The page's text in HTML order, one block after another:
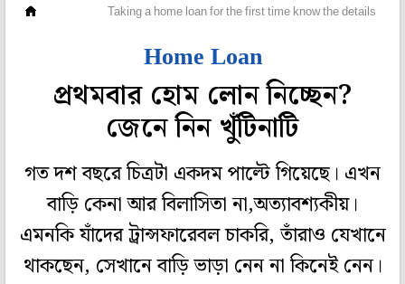
Taking a home loan for the first time know the details
Home Loan
প্রথমবার হোম লোন নিচ্ছেন?
জেনে নিন খুঁটিনাটি
গত দশ বছরে চিত্রটা একদম পাল্টে গিয়েছে। এখন
বাড়ি কেনা আর বিলাসিতা না,অত্যাবশ্যকীয়।
এমনকি যাঁদের ট্রান্সফারেবল চাকরি, তাঁরাও যেখানে
থাকছেন, সেখানে বাড়ি ভাড়া নেন না কিনেই নেন।